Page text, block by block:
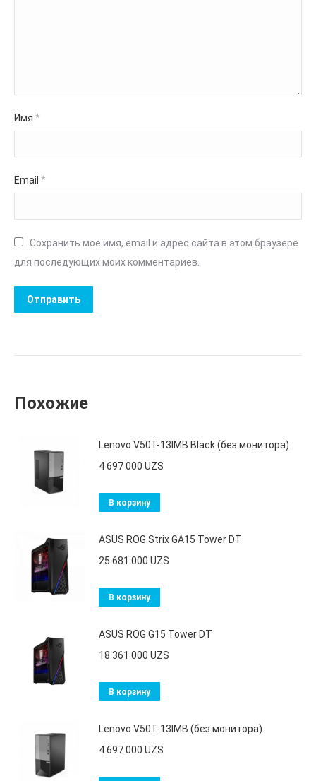
Имя *
Email *
Сохранить моё имя, email и адрес сайта в этом браузере
для последующих моих комментариев.
Похожие
Lenovo V50T-13IMB Black (без монитора)
4 697 000 UZS
В корзину
ASUS ROG Strix GA15 Tower DT
25 681 000 UZS
В корзину
ASUS ROG G15 Tower DT
18 361 000 UZS
В корзину
Lenovo V50T-13IMB (без монитора)
4 697 000 UZS